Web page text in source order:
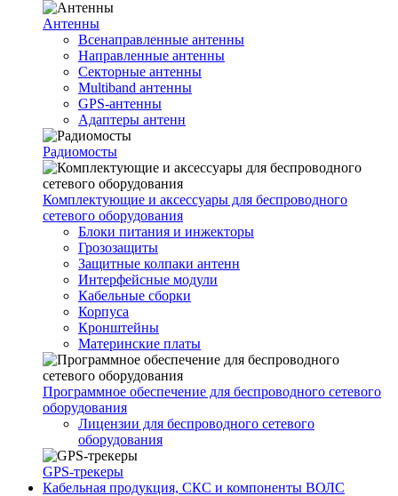
Антенны
Всенаправленные антенны
Направленные антенны
Секторные антенны
Multiband антенны
GPS-антенны
Адаптеры антенн
Радиомосты
Комплектующие и аксессуары для беспроводного
сетевого оборудования
Блоки питания и инжекторы
Грозозащиты
Защитные колпаки антенн
Интерфейсные модули
Кабельные сборки
Корпуса
Кронштейны
Материнские платы
Программное обеспечение для беспроводного сетевого
оборудования
Лицензии для беспроводного сетевого
оборудования
GPS-трекеры
Кабельная продукция, СКС и компоненты ВОЛС